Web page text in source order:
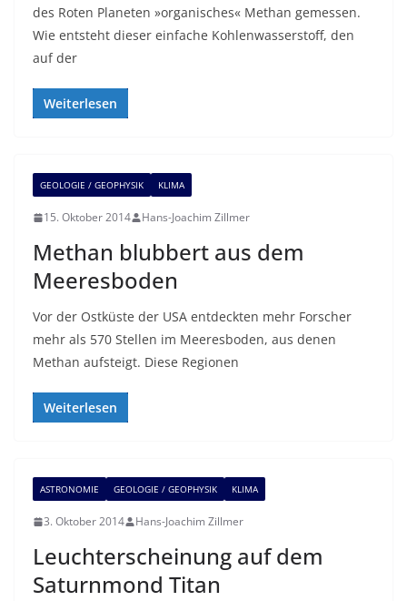
des Roten Planeten »organisches« Methan gemessen.
Wie entsteht dieser einfache Kohlenwasserstoff, den
auf der
Weiterlesen
GEOLOGIE / GEOPHYSIK KLIMA
15. Oktober 2014 Hans-Joachim Zillmer
Methan blubbert aus dem
Meeresboden
Vor der Ostküste der USA entdeckten mehr Forscher
mehr als 570 Stellen im Meeresboden, aus denen
Methan aufsteigt. Diese Regionen
Weiterlesen
ASTRONOMIE GEOLOGIE / GEOPHYSIK KLIMA
3. Oktober 2014 Hans-Joachim Zillmer
Leuchterscheinung auf dem
Saturnmond Titan